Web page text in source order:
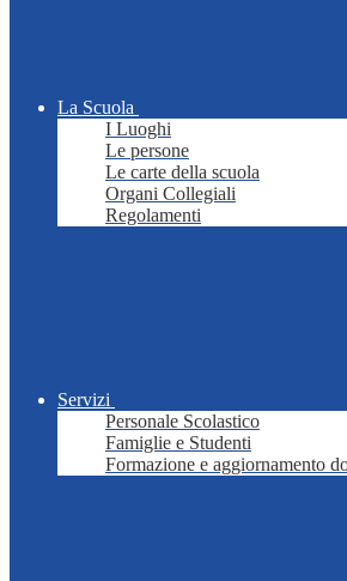
La Scuola
I Luoghi
Le persone
Le carte della scuola
Organi Collegiali
Regolamenti
Servizi
Personale Scolastico
Famiglie e Studenti
Formazione e aggiornamento